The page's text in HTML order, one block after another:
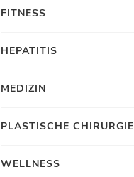
FITNESS
HEPATITIS
MEDIZIN
PLASTISCHE CHIRURGIE
WELLNESS